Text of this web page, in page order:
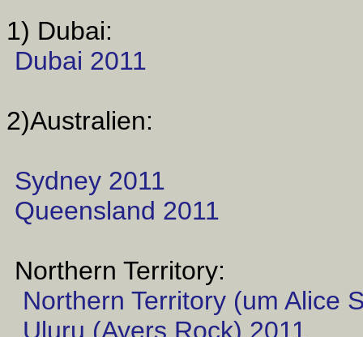
1) Dubai:
Dubai 2011
2)Australien:
Sydney 2011
Queensland 2011
Northern Territory:
Northern Territory (um Alice
Uluru (Ayers Rock) 2011